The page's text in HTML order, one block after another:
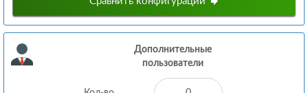
Дополнительные
пользователи